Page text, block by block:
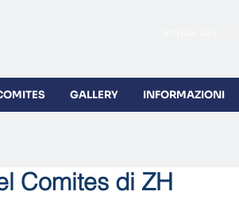
GALLERY INFORMAZIONI
Comites di ZH